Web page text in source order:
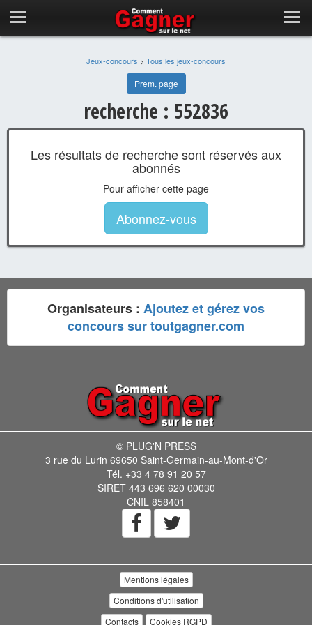
Jeux-concours > Tous les jeux-concours
Prem. page
recherche : 552836
Les résultats de recherche sont réservés aux
abonnés
Pour afficher cette page
Abonnez-vous
Organisateurs : Ajoutez et gérez vos
concours sur toutgagner.com
© PLUG'N PRESS
3 rue du Lurin 69650 Saint-Germain-au-Mont-d'Or
Tél. +33 4 78 91 20 57
SIRET 443 696 620 00030
CNIL 858401
Mentions légales
Conditions d'utilisation
Contacts
Cookies RGPD